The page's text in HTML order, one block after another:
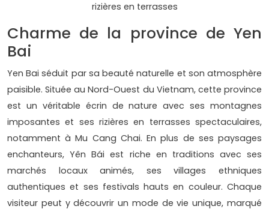
rizières en terrasses
Charme de la province de Yen
Bai
Yen Bai séduit par sa beauté naturelle et son atmosphère
paisible. Située au Nord-Ouest du Vietnam, cette province
est un véritable écrin de nature avec ses montagnes
imposantes et ses rizières en terrasses spectaculaires,
notamment à Mu Cang Chai. En plus de ses paysages
enchanteurs, Yên Bái est riche en traditions avec ses
marchés locaux animés, ses villages ethniques
authentiques et ses festivals hauts en couleur. Chaque
visiteur peut y découvrir un mode de vie unique, marqué